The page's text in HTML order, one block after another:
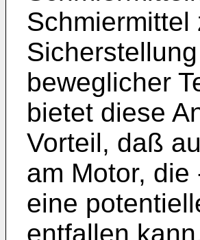
beweglicher
bietet diese
Vorteil, daß
am Motor,
eine
entfallen